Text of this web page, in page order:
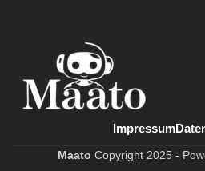
Impressum
Maato Copyright 2025 -